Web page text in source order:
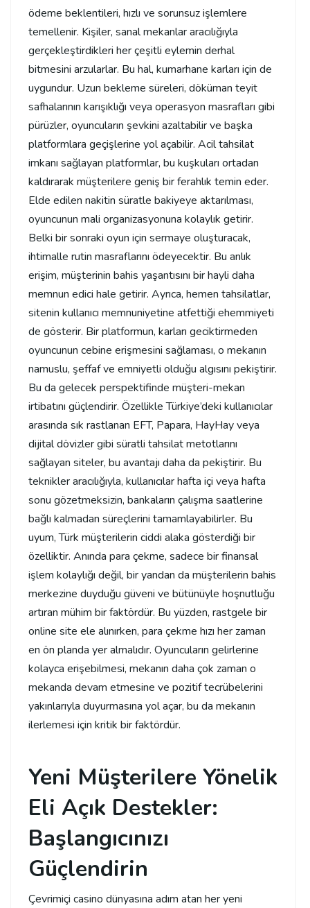
ödeme beklentileri, hızlı ve sorunsuz işlemlere
temellenir. Kişiler, sanal mekanlar aracılığıyla
gerçekleştirdikleri her çeşitli eylemin derhal
bitmesini arzularlar. Bu hal, kumarhane karları için de
uygundur. Uzun bekleme süreleri, döküman teyit
safhalarının karışıklığı veya operasyon masrafları gibi
pürüzler, oyuncuların şevkini azaltabilir ve başka
platformlara geçişlerine yol açabilir. Acil tahsilat
imkanı sağlayan platformlar, bu kuşkuları ortadan
kaldırarak müşterilere geniş bir ferahlık temin eder.
Elde edilen nakitin süratle bakiyeye aktarılması,
oyuncunun mali organizasyonuna kolaylık getirir.
Belki bir sonraki oyun için sermaye oluşturacak,
ihtimalle rutin masraflarını ödeyecektir. Bu anlık
erişim, müşterinin bahis yaşantısını bir hayli daha
memnun edici hale getirir. Ayrıca, hemen tahsilatlar,
sitenin kullanıcı memnuniyetine atfettiği ehemmiyeti
de gösterir. Bir platformun, karları geciktirmeden
oyuncunun cebine erişmesini sağlaması, o mekanın
namuslu, şeffaf ve emniyetli olduğu algısını pekiştirir.
Bu da gelecek perspektifinde müşteri-mekan
irtibatını güçlendirir. Özellikle Türkiye’deki kullanıcılar
arasında sık rastlanan EFT, Papara, HayHay veya
dijital dövizler gibi süratli tahsilat metotlarını
sağlayan siteler, bu avantajı daha da pekiştirir. Bu
teknikler aracılığıyla, kullanıcılar hafta içi veya hafta
sonu gözetmeksizin, bankaların çalışma saatlerine
bağlı kalmadan süreçlerini tamamlayabilirler. Bu
uyum, Türk müşterilerin ciddi alaka gösterdiği bir
özelliktir. Anında para çekme, sadece bir finansal
işlem kolaylığı değil, bir yandan da müşterilerin bahis
merkezine duyduğu güveni ve bütünüyle hoşnutluğu
artıran mühim bir faktördür. Bu yüzden, rastgele bir
online site ele alınırken, para çekme hızı her zaman
en ön planda yer almalıdır. Oyuncuların gelirlerine
kolayca erişebilmesi, mekanın daha çok zaman o
mekanda devam etmesine ve pozitif tecrübelerini
yakınlarıyla duyurmasına yol açar, bu da mekanın
ilerlemesi için kritik bir faktördür.
Yeni Müşterilere Yönelik
Eli Açık Destekler:
Başlangıcınızı
Güçlendirin
Çevrimiçi casino dünyasına adım atan her yeni